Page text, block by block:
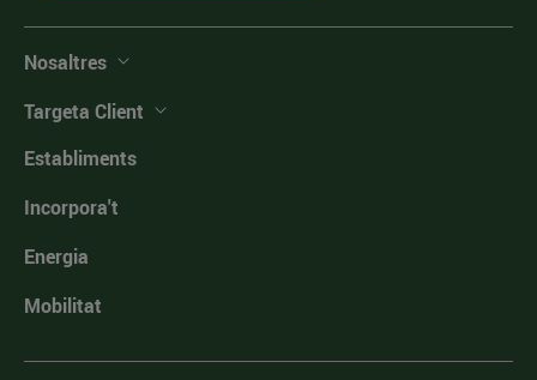
Nosaltres
Targeta Client
Establiments
Incorpora't
Energia
Mobilitat